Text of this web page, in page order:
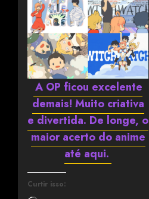
A OP ficou excelente
demais! Muito criativa
e divertida. De longe, o
maior acerto do anime
até aqui.
Curtir isso: